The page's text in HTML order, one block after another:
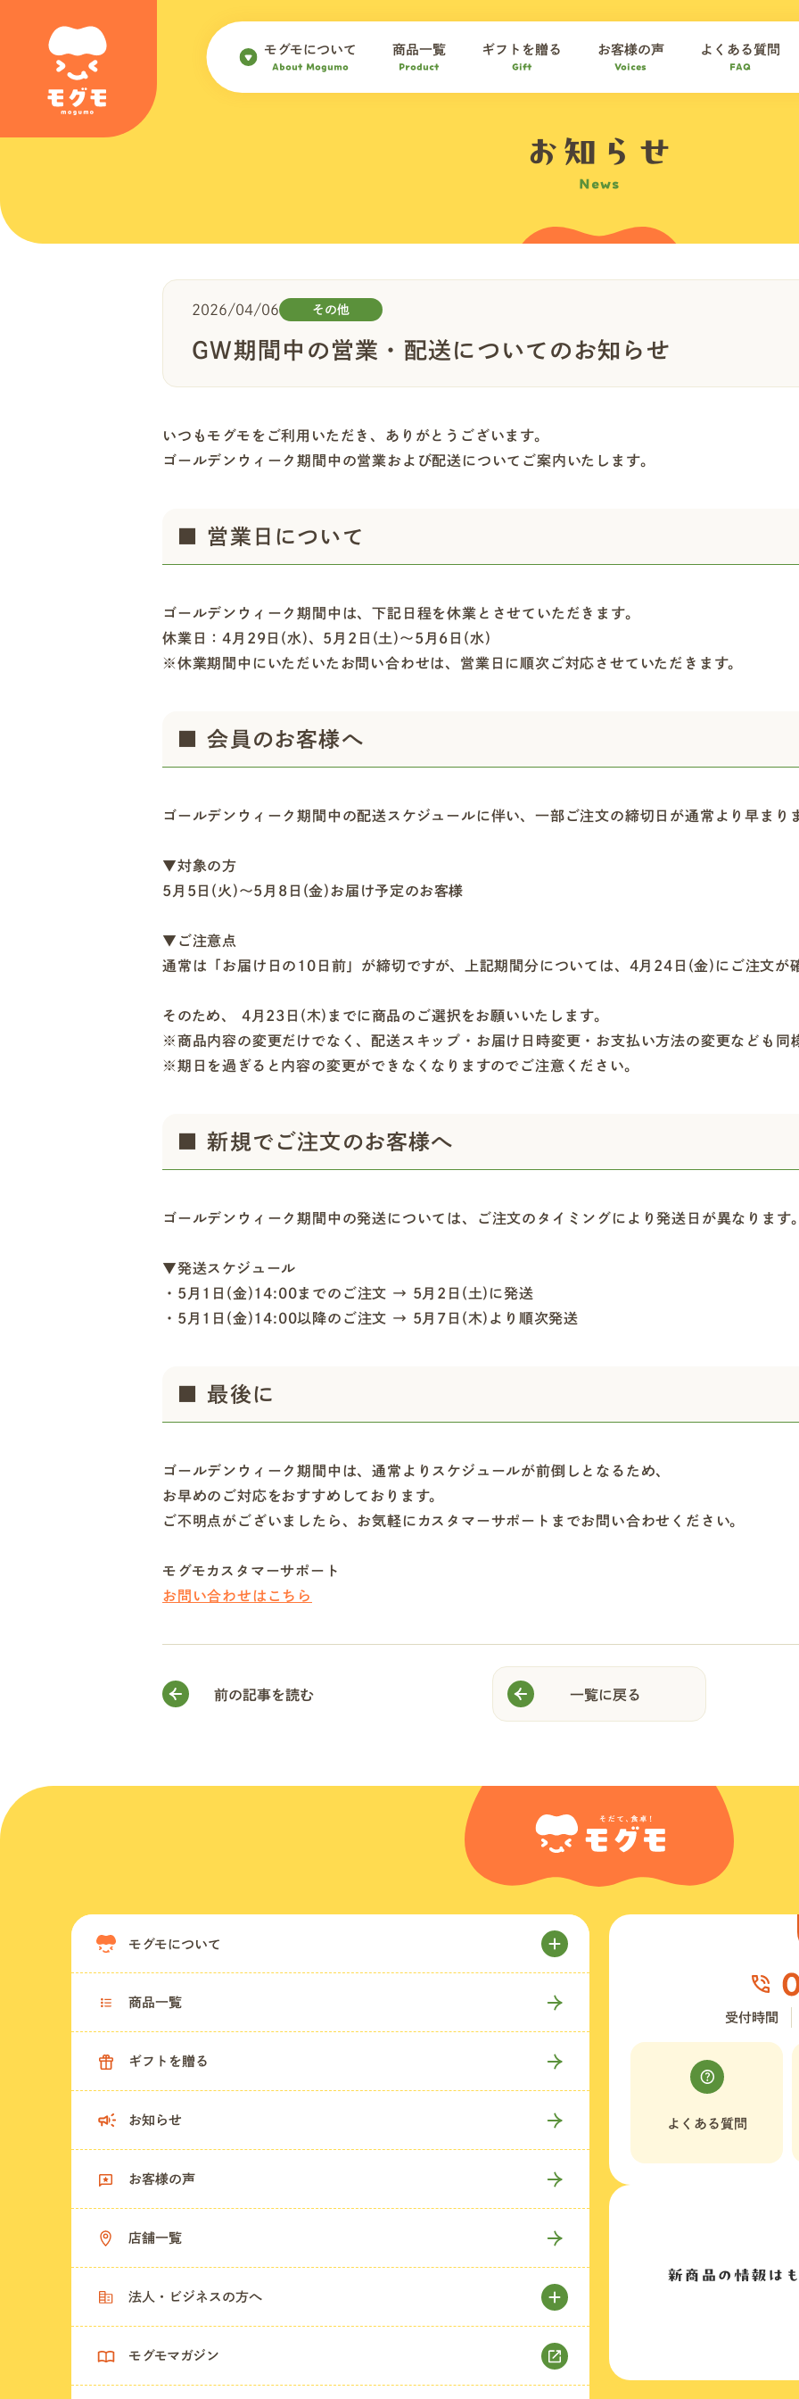
モグモについて
About Mogumo
商品一覧
Product
ギフトを贈る
Gift
お客様の声
Voices
よくある質問
FAQ
お知らせ
News
2026/04/06 その他
GW期間中の営業・配送についてのお知らせ
いつもモグモをご利用いただき、ありがとうございます。
ゴールデンウィーク期間中の営業および配送についてご案内いたします。
■ 営業日について
ゴールデンウィーク期間中は、下記日程を休業とさせていただきます。
休業日：4月29日(水)、5月2日(土)〜5月6日(水)
※休業期間中にいただいたお問い合わせは、営業日に順次ご対応させていただきます。
■ 会員のお客様へ
ゴールデンウィーク期間中の配送スケジュールに伴い、一部ご注文の締切日が通常より早まり
▼対象の方
5月5日(火)〜5月8日(金)お届け予定のお客様
▼ご注意点
通常は「お届け日の10日前」が締切ですが、上記期間分については、4月24日(金)にご注文が
そのため、 4月23日(木)までに商品のご選択をお願いいたします。
※商品内容の変更だけでなく、配送スキップ・お届け日時変更・お支払い方法の変更なども同
※期日を過ぎると内容の変更ができなくなりますのでご注意ください。
■ 新規でご注文のお客様へ
ゴールデンウィーク期間中の発送については、ご注文のタイミングにより発送日が異なります
▼発送スケジュール
・5月1日(金)14:00までのご注文 → 5月2日(土)に発送
・5月1日(金)14:00以降のご注文 → 5月7日(木)より順次発送
■ 最後に
ゴールデンウィーク期間中は、通常よりスケジュールが前倒しとなるため、
お早めのご対応をおすすめしております。
ご不明点がございましたら、お気軽にカスタマーサポートまでお問い合わせください。
モグモカスタマーサポート
お問い合わせはこちら
前の記事を読む 一覧に戻る
モグモについて
商品一覧
ギフトを贈る
お知らせ
お客様の声
店舗一覧
法人・ビジネスの方へ
モグモマガジン
受付時間
よくある質問
新商品の情報は